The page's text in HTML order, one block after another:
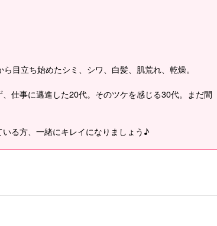
目立ち始めたシミ、シワ、白髪、肌荒れ、乾燥。
仕事に邁進した20代。そのツケを感じる30代。まだ間
る方、一緒にキレイになりましょう♪